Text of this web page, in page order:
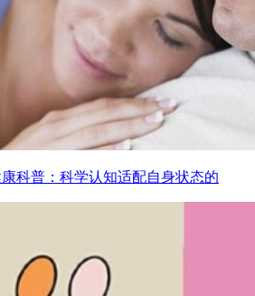
科普：科学认知适配自身状态的